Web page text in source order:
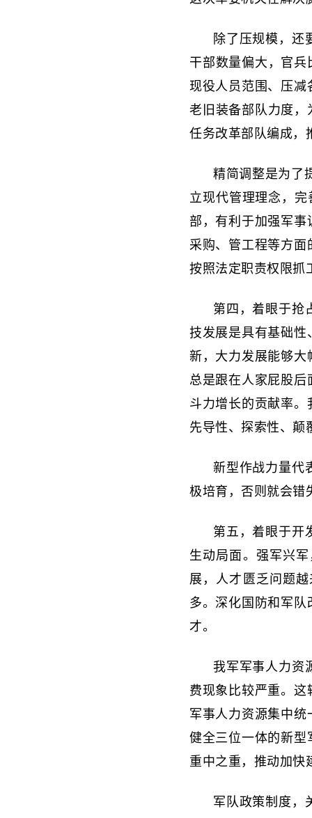
除了压规模，还
干部数量偏大，官
现役人员范围、压减
老旧装备部队力度，
任务改革部队编成，
精简调整是为了
立现代管理理念，
部，有利于加强军
采购、管工程等方面
按照法定职责权限抓
第四，着眼于抢
技发展是具有基础性
新，大力发展能够大
总是跟在人家屁股
斗力增长的贡献率
先导性、探索性、颠
新型作战力量代
极培育，否则就会错
第五，着眼于开
生动局面。强军兴
展，人才匮乏问题
多。深化国防和军
才。
我军军事人力资
费现象比较严重。
军事人力资源集中
健全三位一体的新型
重中之重，推动加快
军队政策制度，